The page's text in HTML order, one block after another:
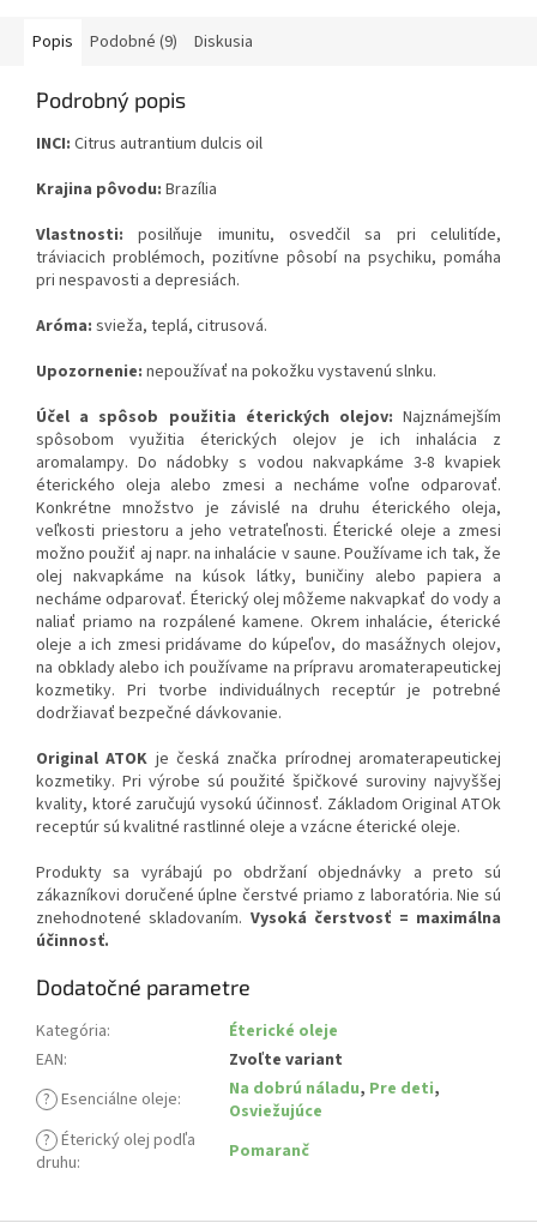
Popis Podobné (9) Diskusia
Podrobný popis
INCI: Citrus autrantium dulcis oil
Krajina pôvodu: Brazília
Vlastnosti: posilňuje imunitu, osvedčil sa pri celulitíde,
tráviacich problémoch, pozitívne pôsobí na psychiku, pomáha
pri nespavosti a depresiách.
Aróma: svieža, teplá, citrusová.
Upozornenie: nepoužívať na pokožku vystavenú slnku.
Účel a spôsob použitia éterických olejov: Najznámejším
spôsobom využitia éterických olejov je ich inhalácia z
aromalampy. Do nádobky s vodou nakvapkáme 3-8 kvapiek
éterického oleja alebo zmesi a necháme voľne odparovať.
Konkrétne množstvo je závislé na druhu éterického oleja,
veľkosti priestoru a jeho vetrateľnosti. Éterické oleje a zmesi
možno použiť aj napr. na inhalácie v saune. Používame ich tak, že
olej nakvapkáme na kúsok látky, buničiny alebo papiera a
necháme odparovať. Éterický olej môžeme nakvapkať do vody a
naliať priamo na rozpálené kamene. Okrem inhalácie, éterické
oleje a ich zmesi pridávame do kúpeľov, do masážnych olejov,
na obklady alebo ich používame na prípravu aromaterapeutickej
kozmetiky. Pri tvorbe individuálnych receptúr je potrebné
dodržiavať bezpečné dávkovanie.
Original ATOK je česká značka prírodnej aromaterapeutickej
kozmetiky. Pri výrobe sú použité špičkové suroviny najvyššej
kvality, ktoré zaručujú vysokú účinnosť. Základom Original ATOk
receptúr sú kvalitné rastlinné oleje a vzácne éterické oleje.
Produkty sa vyrábajú po obdržaní objednávky a preto sú
zákazníkovi doručené úplne čerstvé priamo z laboratória. Nie sú
znehodnotené skladovaním. Vysoká čerstvosť = maximálna
účinnosť.
Dodatočné parametre
Kategória:
Éterické oleje
EAN:
Zvoľte variant
? Esenciálne oleje: Na dobrú náladu, Pre deti,
Osviežujúce
? Éterický olej podľa
druhu: Pomaranč